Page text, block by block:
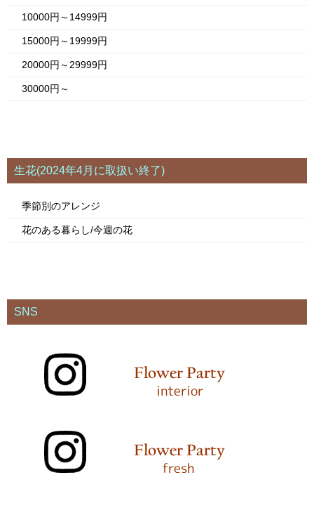
10000円～14999円
15000円～19999円
20000円～29999円
30000円～
生花(2024年4月に取扱い終了)
季節別のアレンジ
花のある暮らし/今週の花
SNS